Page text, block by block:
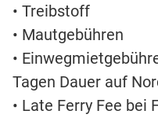
• Treibstoff
• Mautgebühren
•
Tagen Dauer auf
• Late Ferry Fee bei